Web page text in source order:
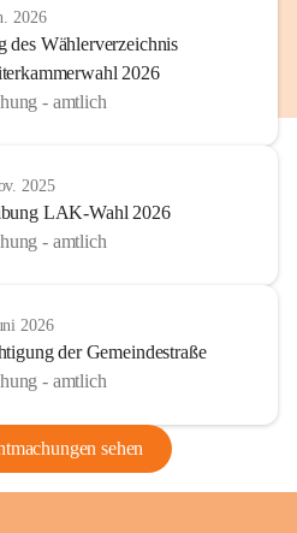
2026
des Wählerverzeichnis
2026
- amtlich
2025
LAK-Wahl 2026
- amtlich
2026
der Gemeindestraße
- amtlich
sehen